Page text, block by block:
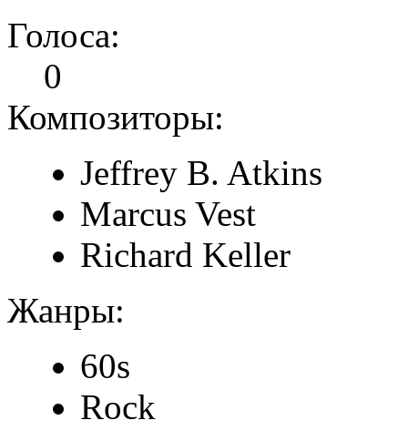
Голоса:
0
Композиторы:
Jeffrey B. Atkins
Marcus Vest
Richard Keller
Жанры:
60s
Rock